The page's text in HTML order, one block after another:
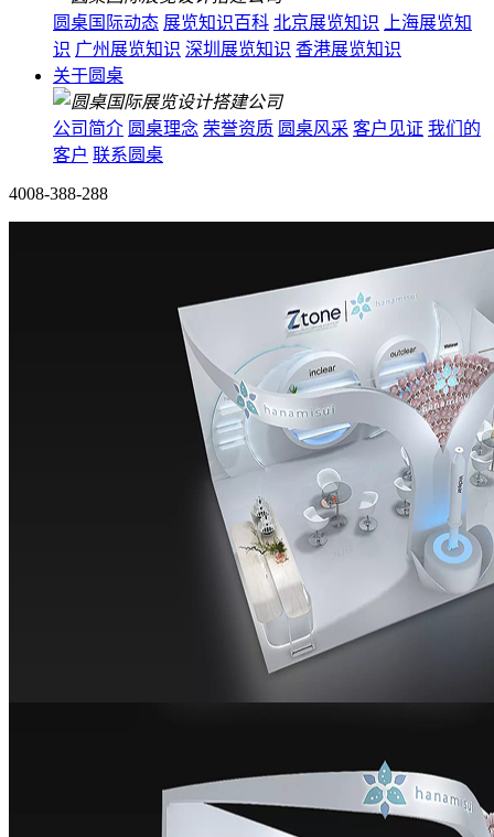
圆桌国际动态 展览知识百科 北京展览知识
上海展览知
识 广州展览知识 深圳展览知识 香港展览知识
关于圆桌
公司简介 圆桌理念 荣誉资质 圆桌风采 客户见证 我们的
客户 联系圆桌
4008-388-288